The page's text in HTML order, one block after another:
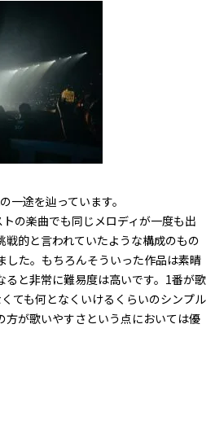
途を辿っています。
の楽曲でも同じメロディが一度も出
戦的と言われていたような構成のもの
した。もちろんそういった作品は素晴
ると非常に難易度は高いです。1番が歌
ても何となくいけるくらいのシンプル
方が歌いやすさという点においては優